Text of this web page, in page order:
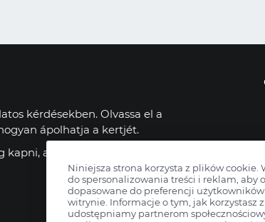
kérdésekben. Olvassa el a
ápolhatja a kertjét.
amelyek hasznosak az
Niniejsza strona korzysta z plików
do spersonalizowania treści i reklam, aby
dopasowane do preferencji
witrynie. Informacje o tym, jak korzystasz
udostępniamy partnerom